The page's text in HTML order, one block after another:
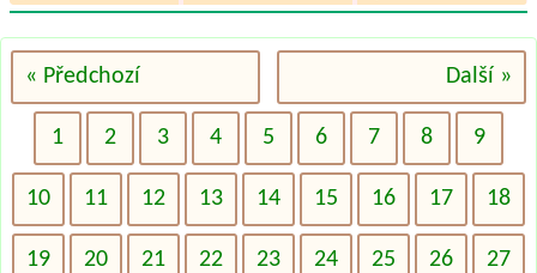
« Předchozí Další »
1 2 3 4 5 6 7 8 9
10 11 12 13 14 15 16 17 18
19 20 21 22 23 24 25 26 27